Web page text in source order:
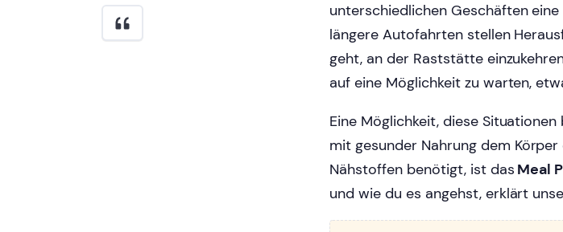
unterschiedlichen Geschäften
längere Autofahrten stellen
geht, an der Raststätte
auf eine Möglichkeit zu warten,
Eine Möglichkeit, diese
mit gesunder Nahrung dem
Nähstoffen benötigt, ist das Meal
und wie du es angehst, erklärt